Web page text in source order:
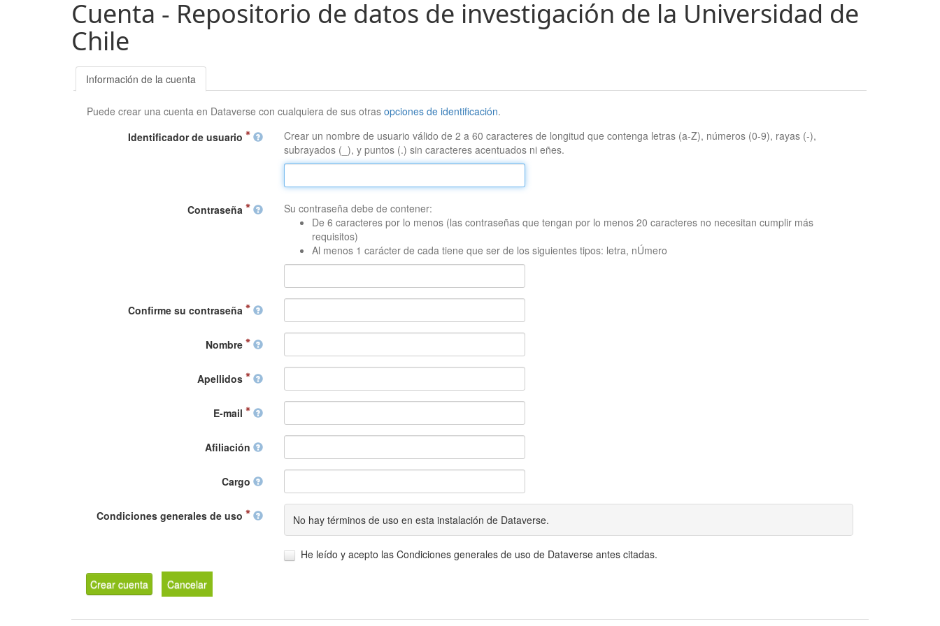
Cuenta - Repositorio de datos de investigación de la Universidad de
Chile
Información de la cuenta
Puede crear una cuenta en Dataverse con cualquiera de sus otrasopciones de identificación.
Identificador de usuario
Crear un nombre de usuario válido de 2 a 60 caracteres de longitud que contenga letras (a-Z), números (0-9), rayas (-),
subrayados (_), y puntos (.) sin caracteres acentuados ni eñes.
Contraseña
Su contraseña debe de contener:
De 6 caracteres por lo menos (las contraseñas que tengan por lo menos 20 caracteres no necesitan cumplir más
requisitos)
Al menos 1 carácter de cada tiene que ser de los siguientes tipos: letra, nÚmero
Confirme su contraseña
Nombre
Apellidos
E-mail
Afiliación
Cargo
Condiciones generales de uso No hay términos de uso en esta instalación de Dataverse.
He leído y acepto las Condiciones generales de uso de Dataverse antes citadas.
Crear cuenta Cancelar